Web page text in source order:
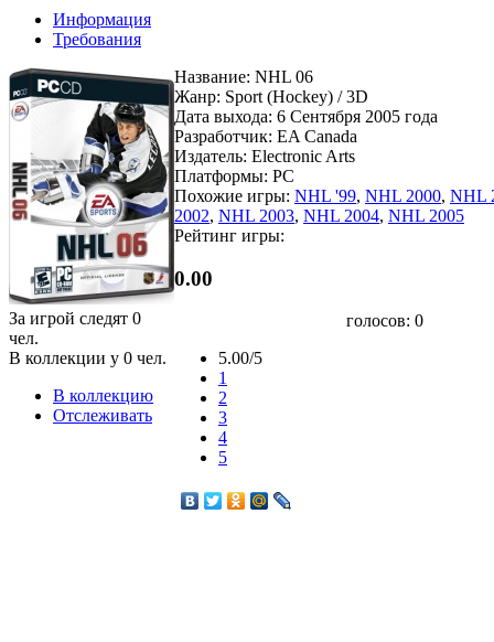
Информация
Требования
За игрой следят 0
чел.
В коллекции у 0 чел.
В коллекцию
Отслеживать
Название: NHL 06
Жанр: Sport (Hockey) / 3D
Дата выхода: 6 Сентября 2005 года
Разработчик: EA Canada
Издатель: Electronic Arts
Платформы: PC
Похожие игры: NHL '99, NHL 2000, NHL
2002, NHL 2003, NHL 2004, NHL 2005
Рейтинг игры:
0.00
голосов: 0
5.00/5
1
2
3
4
5